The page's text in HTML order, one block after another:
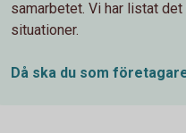
samarbetet. Vi har listat
situationer.
Då ska du som